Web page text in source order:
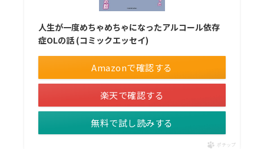
人生が一度めちゃめちゃになったアルコール依存
症OLの話 (コミックエッセイ)
Amazonで確認する
楽天で確認する
無料で試し読みする
ポチップ